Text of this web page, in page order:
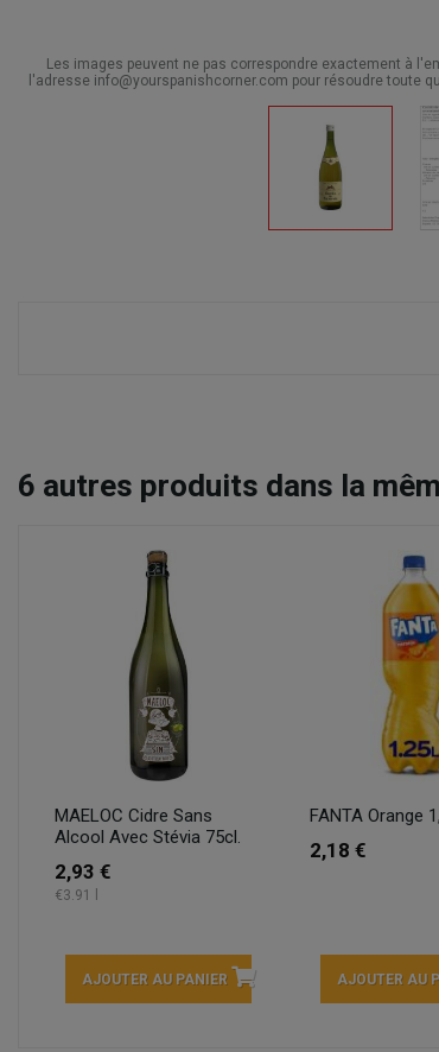
Les images peuvent ne pas correspondre exactement à
l'adresse info@yourspanishcorner.com pour résoudre toute
6 autres produits dans la
MAELOC Cidre Sans
Alcool Avec Stévia 75cl.
2,93 €
€3.91 l
AJOUTER AU PANIER
FANTA Orange
2,18 €
AJOUTER AU